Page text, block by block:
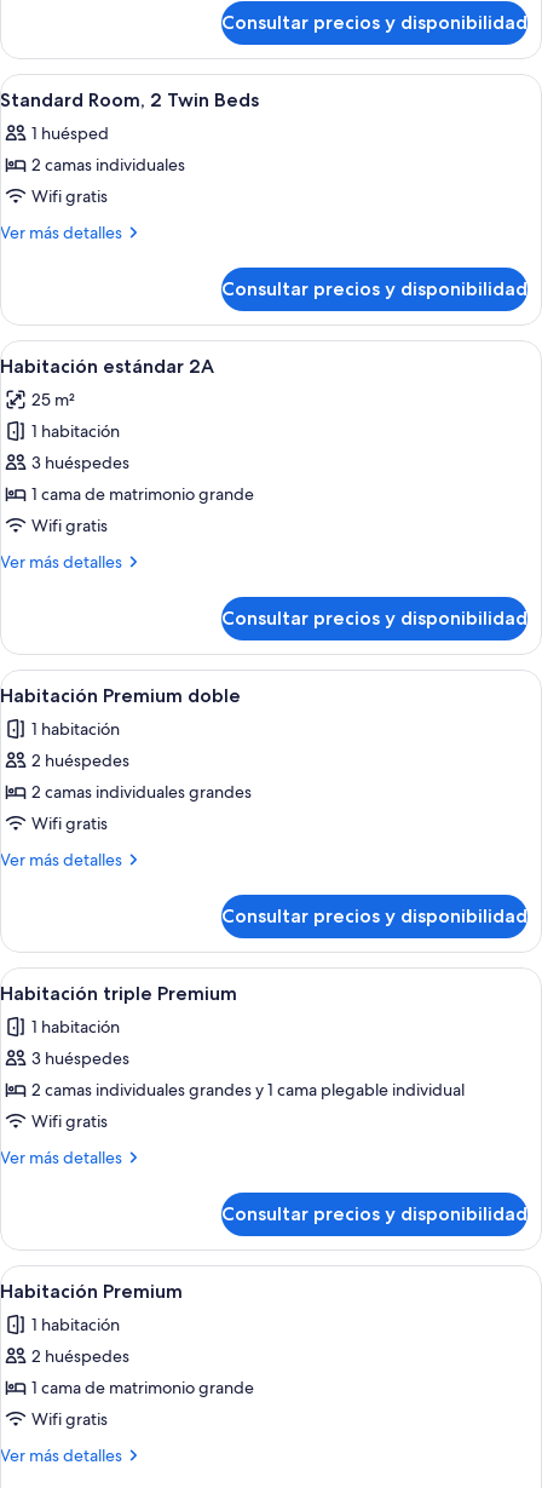
Room
Consultar precios y disponibilidad
Abrir
todas
las
fotos
de
Standard
Twin
Beds
Una habitación de hotel con una
4
Standard Room, 2 Twin Beds
1 huésped
2 camas individuales
Wifi gratis
Ver más detalles
Más
Room,
Twin
Consultar precios y disponibilidad
Abrir
todas
las
fotos
de
Habitación
estándar
Una habitación de hotel con una
3
Habitación estándar 2A
25 m²
1 habitación
3 huéspedes
1 cama de matrimonio grande
Wifi gratis
Ver más detalles
Más
estándar
2A
Consultar precios y disponibilidad
Abrir
todas
las
fotos
de
Habitación
Premium
Habitación de hotel con una cama
5
Habitación Premium doble
1 habitación
2 huéspedes
2 camas individuales grandes
Wifi gratis
Ver más detalles
Más
Premium
doble
Consultar precios y disponibilidad
Abrir
todas
las
fotos
de
Habitación
triple
Una habitación de hotel con una
3
Habitación triple Premium
1 habitación
3 huéspedes
2 camas individuales grandes y 1 cama plegable individual
Wifi gratis
Ver más detalles
Más
triple
Premium
Consultar precios y disponibilidad
Abrir
todas
las
fotos
de
Habitación
Premium
Una habitación de hotel con una
5
Habitación Premium
1 habitación
2 huéspedes
1 cama de matrimonio grande
Wifi gratis
Ver más detalles
Más